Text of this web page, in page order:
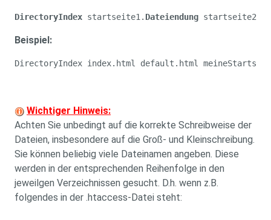
DirectoryIndex startseite1. Dateiendung startseite2.
Beispiel:
DirectoryIndex index.html default.html
Wichtiger Hinweis:
Achten Sie unbedingt auf die korrekte Schreibweise der
Dateien, insbesondere auf die Groß- und Kleinschreibung.
Sie können beliebig viele Dateinamen angeben. Diese
werden in der entsprechenden Reihenfolge in den
jeweilgen Verzeichnissen gesucht. D.h. wenn z.B.
folgendes in der .htaccess-Datei steht: